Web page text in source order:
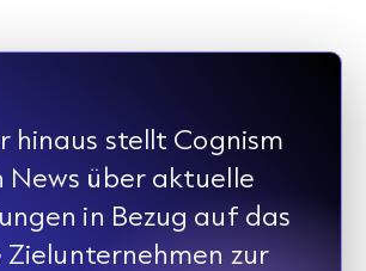
hinaus stellt Cognism
News über aktuelle
in Bezug auf das
Zielunternehmen zur